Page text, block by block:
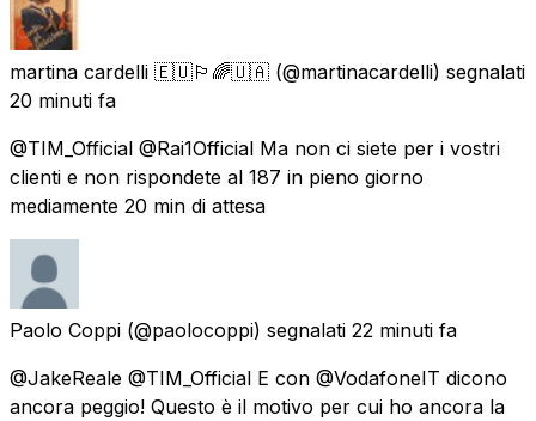
martina cardelli 🇪🇺🏳️‍🌈🇺🇦 (@martinacardelli) segnalati
20 minuti fa
@TIM_Official @Rai1Official Ma non ci siete per i vostri
clienti e non rispondete al 187 in pieno giorno
mediamente 20 min di attesa
Paolo Coppi (@paolocoppi) segnalati 22 minuti fa
@JakeReale @TIM_Official E con @VodafoneIT dicono
ancora peggio! Questo è il motivo per cui ho ancora la